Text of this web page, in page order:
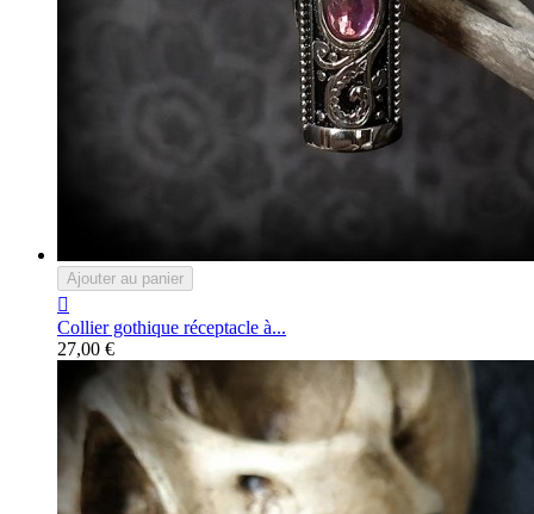
Ajouter au panier

Collier gothique réceptacle à...
27,00 €